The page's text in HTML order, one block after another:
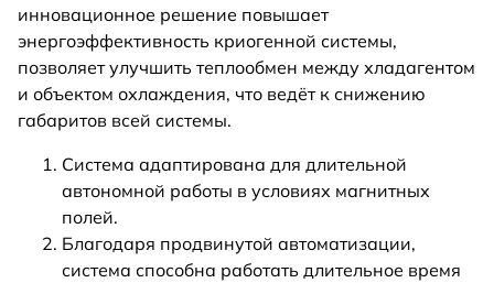
инновационное решение повышает
энергоэффективность криогенной системы,
позволяет улучшить теплообмен между хладагентом
и объектом охлаждения, что ведёт к снижению
габаритов всей системы.
Система адаптирована для длительной
автономной работы в условиях магнитных
полей.
Благодаря продвинутой автоматизации,
система способна работать длительное время